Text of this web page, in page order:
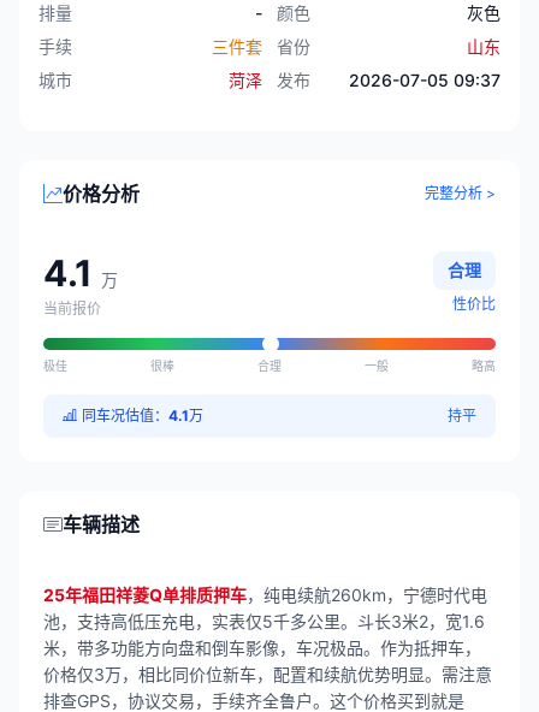
排量
- 颜色
灰色
手续
三件套 省份
山东
城市
菏泽 发布 2026-07-05 09:37
价格分析 完整分析 >
4.1 万
当前报价
合理
性价比
极佳 很棒 合理 一般 略高
同车况估值： 4.1万 持平
车辆描述
25年福田祥菱Q单排质押车，纯电续航260km，宁德时代电
池，支持高低压充电，实表仅5千多公里。斗长3米2，宽1.6
米，带多功能方向盘和倒车影像，车况极品。作为抵押车，
价格仅3万，相比同价位新车，配置和续航优势明显。需注意
排查GPS，协议交易，手续齐全鲁户。这个价格买到就是